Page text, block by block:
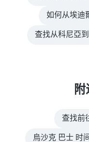
如何从埃迪
查找从科尼亞
附
查找前
烏沙克 巴士 时